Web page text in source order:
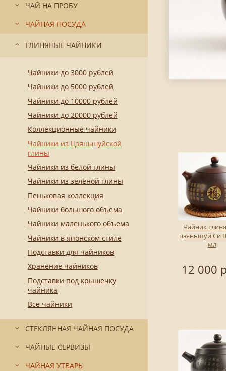
ЧАЙ НА ПРОБУ
ЧАЙНАЯ ПОСУДА
ГЛИНЯНЫЕ ЧАЙНИКИ
Чайники до 3000 рублей
Чайники до 5000 рублей
Чайники до 10000 рублей
Чайники до 20000 рублей
Коллекционные чайники
Чайники из Цзяньшуйской
глины
Чайники из белой глины
Чайники из зелёной глины
Пеньковая коллекция
Чайники большого объема
Чайники маленького объема
Чайники в японском стиле
Подставки для чайников
Хранение чайников
Подставки под крышечку
чайника
Все чайники
СТЕКЛЯННАЯ ЧАЙНАЯ ПОСУДА
ЧАЙНЫЕ СЕРВИЗЫ
ЧАЙНАЯ УТВАРЬ
Чайник
цзяньшуй Си
мл
12 000